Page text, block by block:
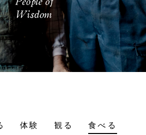
体験 観る 食べる